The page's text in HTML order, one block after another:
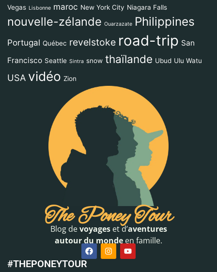
Vegas Lisbonne maroc New York City Niagara Falls
nouvelle-zélande Ouarzazate Philippines
Portugal Québec revelstoke road-trip San
Francisco Seattle Sintra snow thaïlande Ubud Ulu Watu
USA vidéo Zion
The Poney Tour
Blog devoyageset d’aventures
autour du monde en famille.
#THEPONEYTOUR